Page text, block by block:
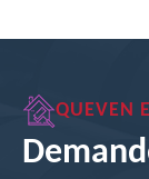
QUEVEN